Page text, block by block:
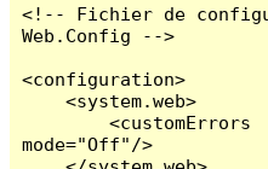
<!-- Fichier de
Web.Config -->
<configuration>
    <system.web>
        <customErrors
mode="Off"/>